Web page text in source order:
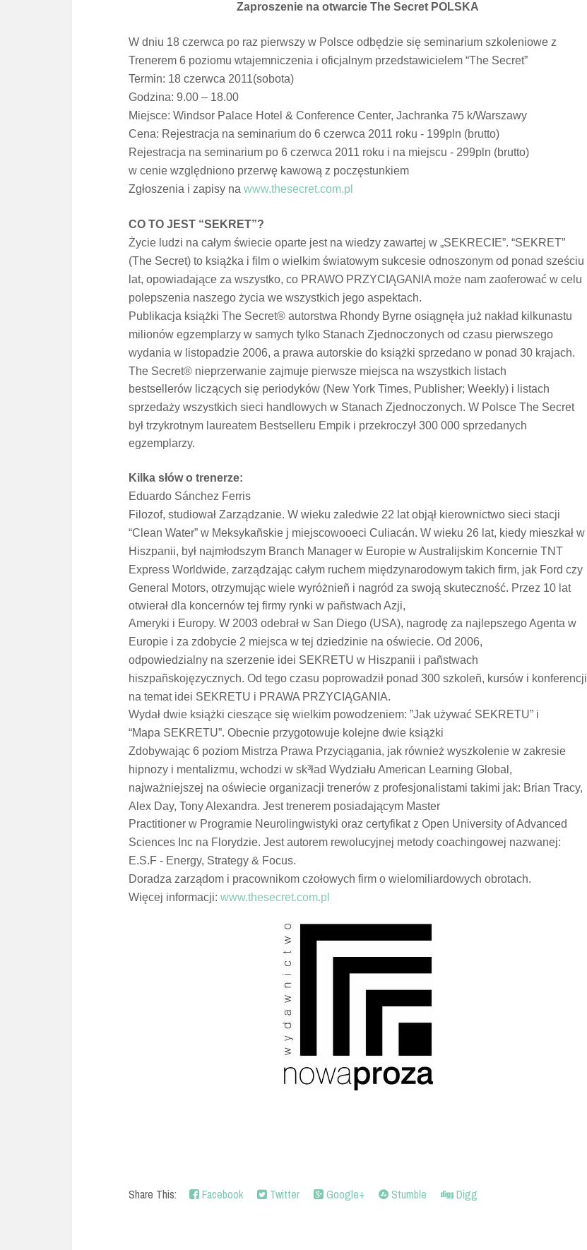
Zaproszenie na otwarcie The Secret POLSKA
W dniu 18 czerwca po raz pierwszy w Polsce odbędzie się seminarium szkoleniowe z
Trenerem 6 poziomu wtajemniczenia i oficjalnym przedstawicielem “The Secret”
Termin: 18 czerwca 2011(sobota)
Godzina: 9.00 – 18.00
Miejsce: Windsor Palace Hotel & Conference Center, Jachranka 75 k/Warszawy
Cena: Rejestracja na seminarium do 6 czerwca 2011 roku - 199pln (brutto)
Rejestracja na seminarium po 6 czerwca 2011 roku i na miejscu - 299pln (brutto)
w cenie względniono przerwę kawową z poczęstunkiem
Zgłoszenia i zapisy na www.thesecret.com.pl
CO TO JEST “SEKRET”?
Życie ludzi na całym świecie oparte jest na wiedzy zawartej w „SEKRECIE”. “SEKRET”
(The Secret) to książka i film o wielkim światowym sukcesie odnoszonym od ponad sześciu
lat, opowiadające za wszystko, co PRAWO PRZYCIĄGANIA może nam zaoferować w celu
polepszenia naszego życia we wszystkich jego aspektach.
Publikacja książki The Secret® autorstwa Rhondy Byrne osiągnęła już nakład kilkunastu
milionów egzemplarzy w samych tylko Stanach Zjednoczonych od czasu pierwszego
wydania w listopadzie 2006, a prawa autorskie do książki sprzedano w ponad 30 krajach.
The Secret® nieprzerwanie zajmuje pierwsze miejsca na wszystkich listach
bestsellerów liczących się periodyków (New York Times, Publisher; Weekly) i listach
sprzedaży wszystkich sieci handlowych w Stanach Zjednoczonych. W Polsce The Secret
był trzykrotnym laureatem Bestselleru Empik i przekroczył 300 000 sprzedanych
egzemplarzy.
Kilka słów o trenerze:
Eduardo Sánchez Ferris
Filozof, studiował Zarządzanie. W wieku zaledwie 22 lat objął kierownictwo sieci stacji
“Clean Water” w Meksykañskie j miejscowooeci Culiacán. W wieku 26 lat, kiedy mieszkał w
Hiszpanii, był najmłodszym Branch Manager w Europie w Australijskim Koncernie TNT
Express Worldwide, zarządzając całym ruchem międzynarodowym takich firm, jak Ford czy
General Motors, otrzymując wiele wyróżnieñ i nagród za swoją skuteczność. Przez 10 lat
otwierał dla koncernów tej firmy rynki w pañstwach Azji,
Ameryki i Europy. W 2003 odebrał w San Diego (USA), nagrodę za najlepszego Agenta w
Europie i za zdobycie 2 miejsca w tej dziedzinie na oświecie. Od 2006,
odpowiedzialny na szerzenie idei SEKRETU w Hiszpanii i pañstwach
hiszpañskojęzycznych. Od tego czasu poprowadził ponad 300 szkoleñ, kursów i konferencji
na temat idei SEKRETU i PRAWA PRZYCIĄGANIA.
Wydał dwie książki cieszące się wielkim powodzeniem: ”Jak używać SEKRETU” i
“Mapa SEKRETU”. Obecnie przygotowuje kolejne dwie książki
Zdobywając 6 poziom Mistrza Prawa Przyciągania, jak również wyszkolenie w zakresie
hipnozy i mentalizmu, wchodzi w sk³ład Wydziału American Learning Global,
najważniejszej na oświecie organizacji trenerów z profesjonalistami takimi jak: Brian Tracy,
Alex Day, Tony Alexandra. Jest trenerem posiadającym Master
Practitioner w Programie Neurolingwistyki oraz certyfikat z Open University of Advanced
Sciences Inc na Florydzie. Jest autorem rewolucyjnej metody coachingowej nazwanej:
E.S.F - Energy, Strategy & Focus.
Doradza zarządom i pracownikom czołowych firm o wielomiliardowych obrotach.
Więcej informacji: www.thesecret.com.pl
Share This: Facebook Twitter Google+ Stumble Digg